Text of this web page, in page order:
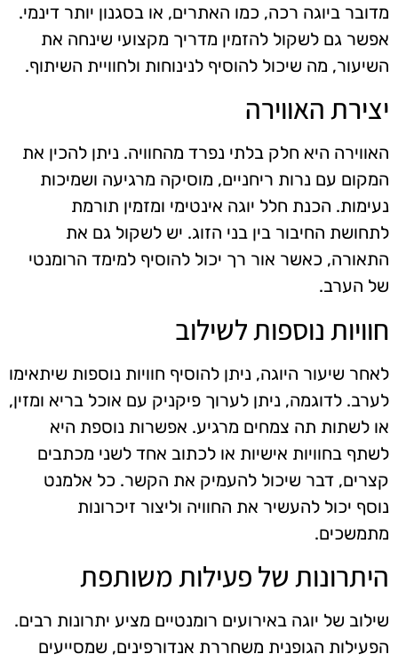
מדובר ביוגה רכה, כמו האתרים, או בסגנון יותר דינמי.
אפשר גם לשקול להזמין מדריך מקצועי שינחה את
השיעור, מה שיכול להוסיף לנינוחות ולחוויית השיתוף.
יצירת האווירה
האווירה היא חלק בלתי נפרד מהחוויה. ניתן להכין את
המקום עם נרות ריחניים, מוסיקה מרגיעה ושמיכות
נעימות. הכנת חלל יוגה אינטימי ומזמין תורמת
לתחושת החיבור בין בני הזוג. יש לשקול גם את
התאורה, כאשר אור רך יכול להוסיף למימד הרומנטי
של הערב.
חוויות נוספות לשילוב
לאחר שיעור היוגה, ניתן להוסיף חוויות נוספות שיתאימו
לערב. לדוגמה, ניתן לערוך פיקניק עם אוכל בריא ומזין,
או לשתות תה צמחים מרגיע. אפשרות נוספת היא
לשתף בחוויות אישיות או לכתוב אחד לשני מכתבים
קצרים, דבר שיכול להעמיק את הקשר. כל אלמנט
נוסף יכול להעשיר את החוויה וליצור זיכרונות
מתמשכים.
היתרונות של פעילות משותפת
שילוב של יוגה באירועים רומנטיים מציע יתרונות רבים.
הפעילות הגופנית משחררת אנדורפינים, שמסייעים